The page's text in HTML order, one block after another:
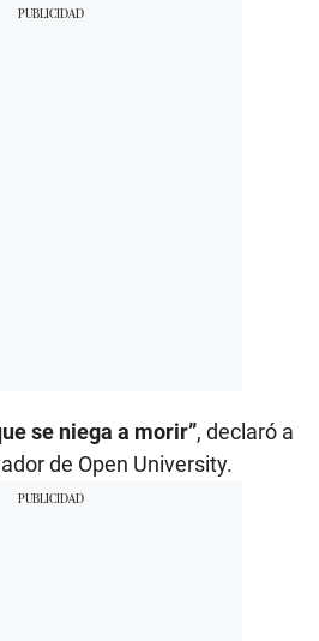
se niega a morir”, declaró a
de Open University.